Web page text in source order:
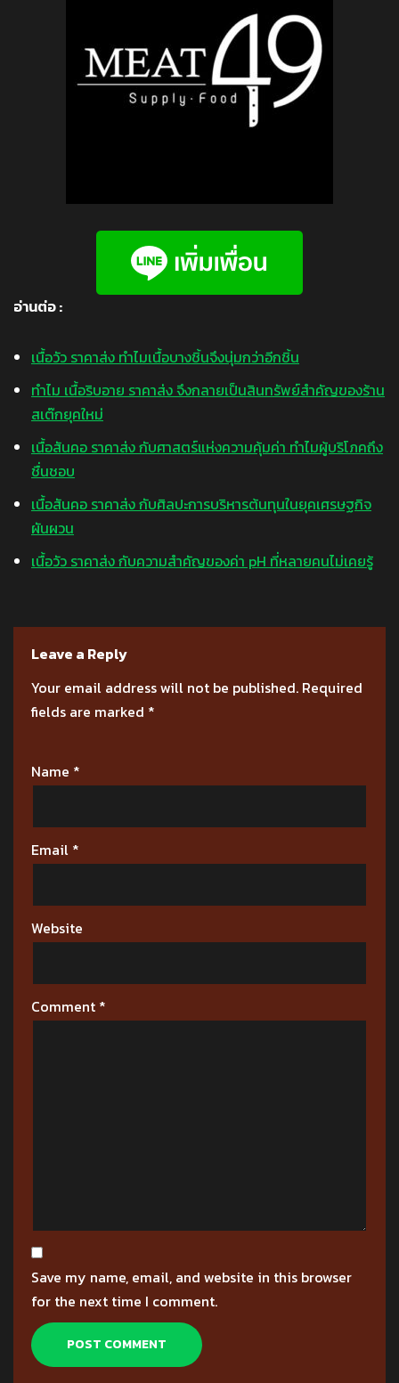
อ่านต่อ :
เนื้อวัว ราคาส่ง ทำไมเนื้อบางชิ้นจึงนุ่มกว่าอีกชิ้น
ทำไม เนื้อริบอาย ราคาส่ง จึงกลายเป็นสินทรัพย์สำคัญของร้าน
สเต๊กยุคใหม่
เนื้อสันคอ ราคาส่ง กับศาสตร์แห่งความคุ้มค่า ทำไมผู้บริโภคถึง
ชื่นชอบ
เนื้อสันคอ ราคาส่ง กับศิลปะการบริหารต้นทุนในยุคเศรษฐกิจ
ผันผวน
เนื้อวัว ราคาส่ง กับความสำคัญของค่า pH ที่หลายคนไม่เคยรู้
Leave a Reply
Your email address will not be published. Required
fields are marked *
Name *
Email *
Website
Comment *
Save my name, email, and website in this browser
for the next time I comment.